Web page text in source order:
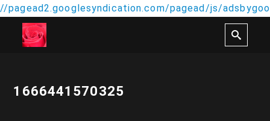
//pagead2.googlesyndication.com/pagead/js/
1666441570325